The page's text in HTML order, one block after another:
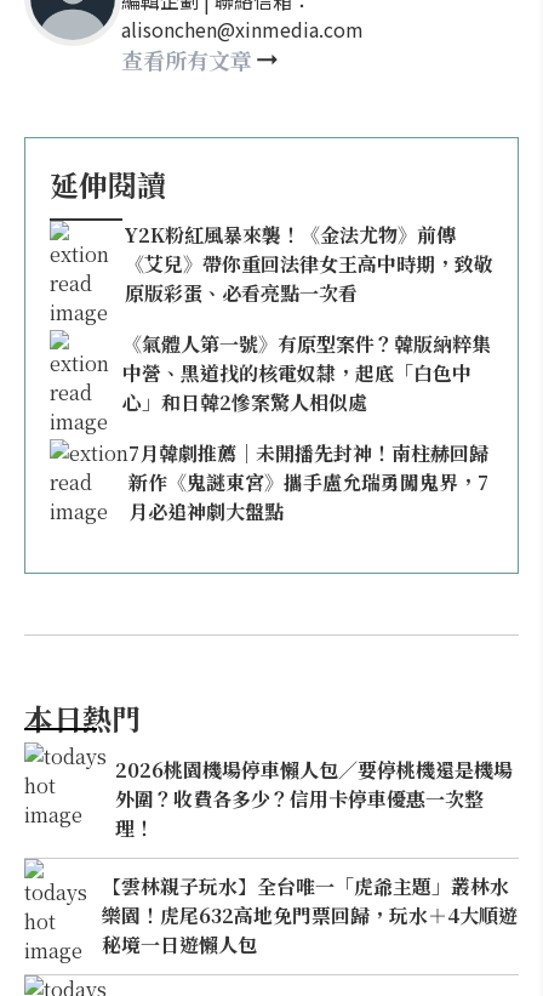
alisonchen@xinmedia.com
查看所有文章
延伸閱讀
Y2K粉紅風暴來襲！《金法尤物》前傳
《艾兒》帶你重回法律女王高中時期，致敬
原版彩蛋、必看亮點一次看
《氣體人第一號》有原型案件？韓版納粹集
中營、黑道找的核電奴隸，起底「白色中
心」和日韓2慘案驚人相似處
7月韓劇推薦｜未開播先封神！南柱赫回歸
新作《鬼謎東宮》攜手盧允瑞勇闖鬼界，7
月必追神劇大盤點
本日熱門
2026桃園機場停車懶人包／要停桃機還是機場
外圍？收費各多少？信用卡停車優惠一次整
理！
【雲林親子玩水】全台唯一「虎爺主題」叢林水
樂園！虎尾632高地免門票回歸，玩水＋4大順遊
秘境一日遊懶人包